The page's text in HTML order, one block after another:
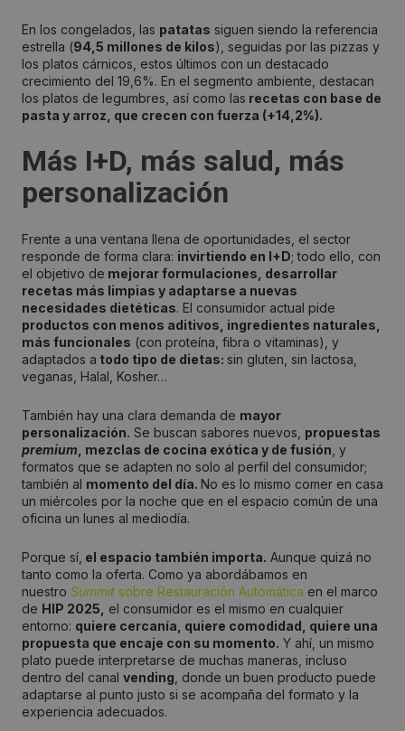
En los congelados, las patatas siguen siendo la referencia
estrella (94,5 millones de kilos), seguidas por las pizzas y
los platos cárnicos, estos últimos con un destacado
crecimiento del 19,6%. En el segmento ambiente, destacan
los platos de legumbres, así como las recetas con base de
pasta y arroz, que crecen con fuerza (+14,2%).
Más I+D, más salud, más
personalización
Frente a una ventana llena de oportunidades, el sector
responde de forma clara: invirtiendo en I+D; todo ello, con
el objetivo de mejorar formulaciones, desarrollar
recetas más limpias y adaptarse a nuevas
necesidades dietéticas. El consumidor actual pide
productos con menos aditivos, ingredientes naturales,
más funcionales (con proteína, fibra o vitaminas), y
adaptados a todo tipo de dietas: sin gluten, sin lactosa,
veganas, Halal, Kosher…
También hay una clara demanda de mayor
personalización. Se buscan sabores nuevos, propuestas
premium , mezclas de cocina exótica y de fusión , y
formatos que se adapten no solo al perfil del consumidor;
también al momento del día. No es lo mismo comer en casa
un miércoles por la noche que en el espacio común de una
oficina un lunes al mediodía.
Porque sí, el espacio también importa. Aunque quizá no
tanto como la oferta. Como ya abordábamos en
nuestro Summit sobre Restauración Automática en el marco
de HIP 2025,
el consumidor es el mismo en cualquier
entorno: quiere cercanía, quiere comodidad, quiere una
propuesta que encaje con su momento. Y ahí, un mismo
plato puede interpretarse de muchas maneras, incluso
dentro del canal vending , donde un buen producto puede
adaptarse al punto justo si se acompaña del formato y la
experiencia adecuados.